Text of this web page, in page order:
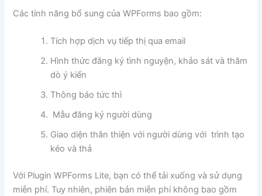
Các tính năng bổ sung của WPForms bao gồm:
Tích hợp dịch vụ tiếp thị qua email
Hình thức đăng ký tình nguyện, khảo sát và thăm
dò ý kiến
Thông báo tức thì
Mẫu đăng ký người dùng
Giao diện thân thiện với người dùng với trình tạo
kéo và thả
Với Plugin WPForms Lite, bạn có thể tải xuống và sử dụng
miễn phí. Tuy nhiên, phiên bản miễn phí không bao gồm